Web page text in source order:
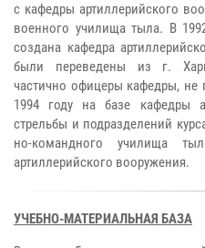
с кафедры артиллерийского
военного училища тыла. В
создана кафедра
были переведены из г.
частично офицеры кафедры,
1994 году на базе кафедры
стрельбы и подразделений
но-командного училища
артиллерийского вооружения.
УЧЕБНО-МАТЕРИАЛЬНАЯ БАЗА